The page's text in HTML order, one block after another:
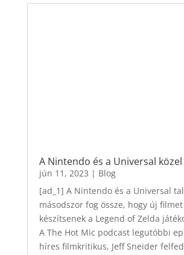
A Nintendo és a Universal közel
jún 11, 2023 | Blog
[ad_1] A Nintendo és a Universal
másodszor fog össze, hogy új filmet
készítsenek a Legend of Zelda
A The Hot Mic podcast legutóbbi
híres filmkritikus, Jeff Sneider